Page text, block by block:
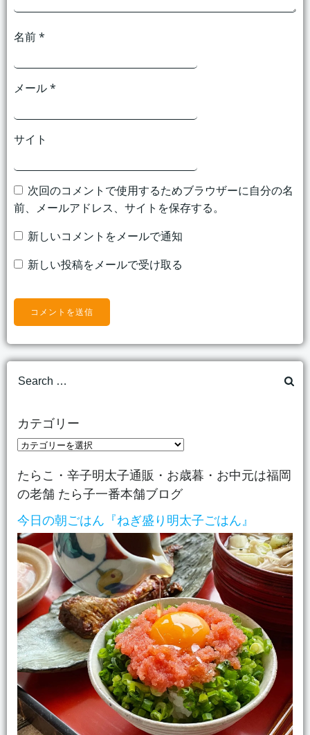
名前*
メール*
サイト
次回のコメントで使用するためブラウザーに自分の名
前、メールアドレス、サイトを保存する。
新しいコメントをメールで通知
新しい投稿をメールで受け取る
for:
カテゴリー
カ
ゴ
リ
ー
たらこ・辛子明太子通販・お歳暮・お中元は福岡
の老舗 たら子一番本舗ブログ
今日の朝ごはん『ねぎ盛り明太子ごはん』